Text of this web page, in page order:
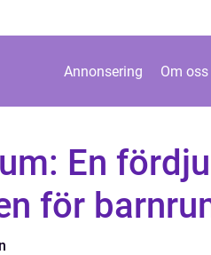
Annonsering Om oss
En
för